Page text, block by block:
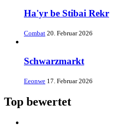
Ha'yr be Stibai Rekr
Combat 20. Februar 2026
Schwarzmarkt
Eeonwe 17. Februar 2026
Top bewertet